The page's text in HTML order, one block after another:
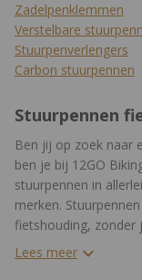
Zadelpenklemmen
Verstelbare
Stuurpenverlengers
Carbon stuurpennen
Stuurpennen
Ben jij op zoek naar
ben je bij 12GO
stuurpennen in
merken.
fietshouding,
zoveel plezier geven
Lees meer